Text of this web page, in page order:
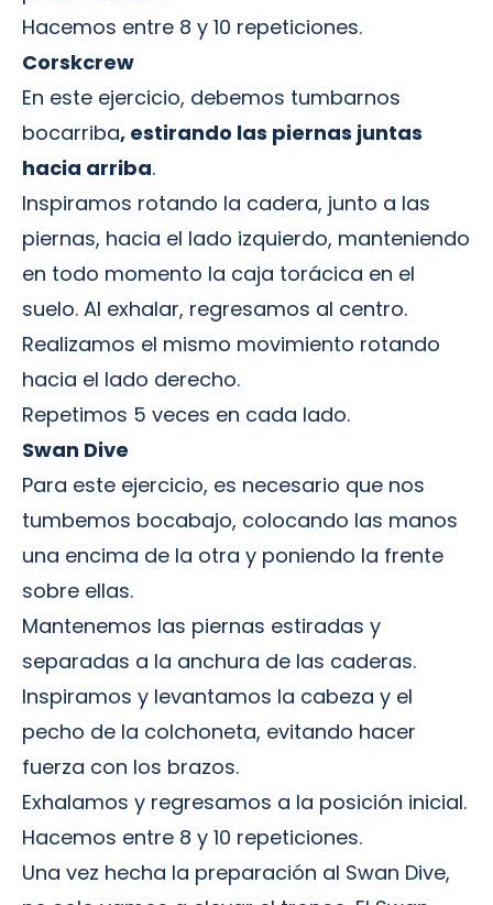
Hacemos entre 8 y 10 repeticiones.
Corskcrew
En este ejercicio, debemos tumbarnos
bocarriba, estirando las piernas juntas
hacia arriba.
Inspiramos rotando la cadera, junto a las
piernas, hacia el lado izquierdo, manteniendo
en todo momento la caja torácica en el
suelo. Al exhalar, regresamos al centro.
Realizamos el mismo movimiento rotando
hacia el lado derecho.
Repetimos 5 veces en cada lado.
Swan Dive
Para este ejercicio, es necesario que nos
tumbemos bocabajo, colocando las manos
una encima de la otra y poniendo la frente
sobre ellas.
Mantenemos las piernas estiradas y
separadas a la anchura de las caderas.
Inspiramos y levantamos la cabeza y el
pecho de la colchoneta, evitando hacer
fuerza con los brazos.
Exhalamos y regresamos a la posición inicial.
Hacemos entre 8 y 10 repeticiones.
Una vez hecha la preparación al Swan Dive,